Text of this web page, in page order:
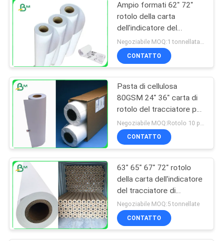
Ampio formati 62" 72"
rotolo della carta
dell'indicatore del
tracciatore 80gr per il
taglio dell'indumento
CONTATTO
Pasta di cellulosa
80GSM 24" 36" carta di
rotolo del tracciatore per
il getto di inchiostro &
l'industria di Pringting
CONTATTO
63" 65" 67" 72" rotolo
della carta dell'indicatore
del tracciatore di
dimensione per la pasta
di cellulosa
dell'indumento 55g 60g
Negoziabile MOQ:5 tonnellate
CONTATTO